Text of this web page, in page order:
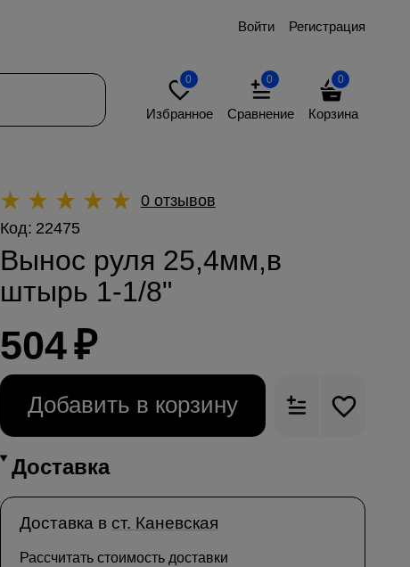
Войти Регистрация
0
Избранное
0
Сравнение
0
Корзина
0 отзывов
Код: 22475
Вынос руля 25,4мм,в
штырь 1-1/8"
504₽
Добавить в корзину
Доставка
Доставка в ст. Каневская
Рассчитать стоимость доставки